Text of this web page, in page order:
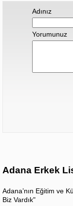
Adınız
Yorumunuz
Adana Erkek
Adana’nın Eğitim ve
Biz Vardık"